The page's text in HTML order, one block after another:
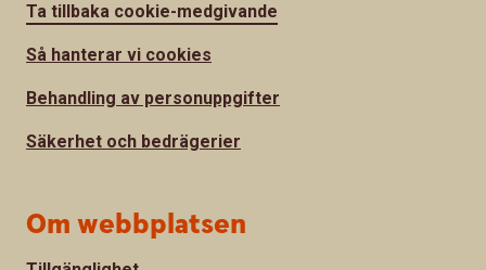
Ta tillbaka cookie-medgivande
Så hanterar vi cookies
Behandling av personuppgifter
Säkerhet och bedrägerier
Om webbplatsen